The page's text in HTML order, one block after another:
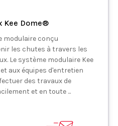
Kee Dome®
modulaire conçu
les chutes à travers les
Le système modulaire Kee
aux équipes d'entretien
des travaux de
et en toute ...